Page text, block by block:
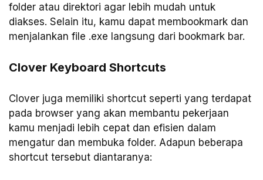
folder atau direktori agar lebih mudah untuk
diakses. Selain itu, kamu dapat membookmark dan
menjalankan file .exe langsung dari bookmark bar.
Clover Keyboard Shortcuts
Clover juga memiliki shortcut seperti yang terdapat
pada browser yang akan membantu pekerjaan
kamu menjadi lebih cepat dan efisien dalam
mengatur dan membuka folder. Adapun beberapa
shortcut tersebut diantaranya: